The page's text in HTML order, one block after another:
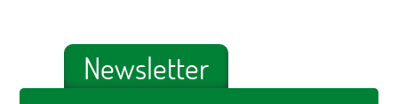
Newsletter